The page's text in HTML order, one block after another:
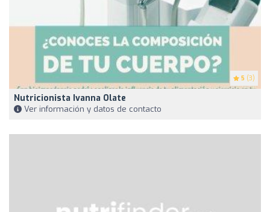
5 (3)
Nutricionista Ivanna Olate
Ver información y datos de contacto